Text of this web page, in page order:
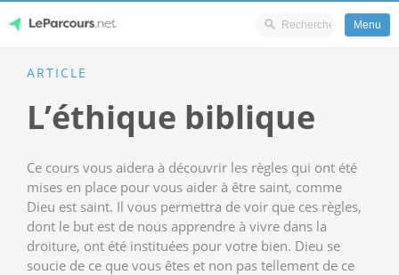
content
LeParcours.net
Menu
ARTICLE
L’éthique biblique
Ce cours vous aidera à découvrir les règles qui ont été
mises en place pour vous aider à être saint, comme
Dieu est saint. Il vous permettra de voir que ces règles,
dont le but est de nous apprendre à vivre dans la
droiture, ont été instituées pour votre bien. Dieu se
soucie de ce que vous êtes et non pas tellement de ce